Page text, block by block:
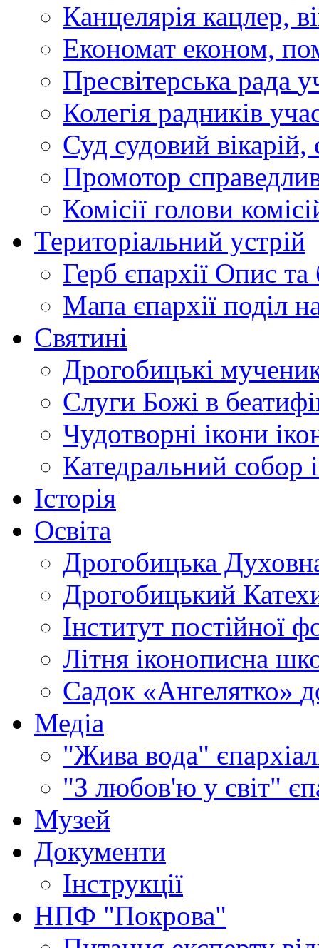
Канцелярія кацлер,
Економат економ,
Пресвітерська рада
Колегія радників
Суд судовий вікарій,
Промотор
Комісії голови
Територіальний устрій
Герб єпархії Опис та
Мапа єпархії поділ
Святині
Дрогобицькі
Слуги Божі в
Чудотворні ікони
Катедральний собор
Історія
Освіта
Дрогобицька
Дрогобицький
Інститут постійної
Літня іконописна
Садок «Ангелятко»
Медіа
"Жива вода"
"З любов'ю у світ"
Музей
Документи
Інструкції
НПФ "Покрова"